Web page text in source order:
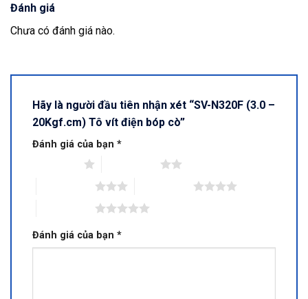
Đánh giá
Chưa có đánh giá nào.
Hãy là người đầu tiên nhận xét “SV-N320F (3.0 –
20Kgf.cm) Tô vít điện bóp cò”
Đánh giá của bạn *
Đánh giá của bạn *